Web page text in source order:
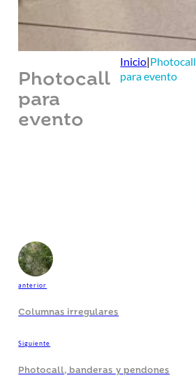
Photocall
para
evento
Inicio|Photocall
para evento
anterior
Columnas irregulares
Siguiente
Photocall, banderas y pendones